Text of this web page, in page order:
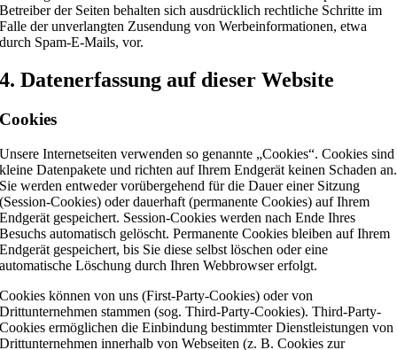
Betreiber der Seiten behalten sich ausdrücklich rechtliche Schritte im
Falle der unverlangten Zusendung von Werbeinformationen, etwa
durch Spam-E-Mails, vor.
4. Datenerfassung auf dieser Website
Cookies
Unsere Internetseiten verwenden so genannte „Cookies“. Cookies sind
kleine Datenpakete und richten auf Ihrem Endgerät keinen Schaden an.
Sie werden entweder vorübergehend für die Dauer einer Sitzung
(Session-Cookies) oder dauerhaft (permanente Cookies) auf Ihrem
Endgerät gespeichert. Session-Cookies werden nach Ende Ihres
Besuchs automatisch gelöscht. Permanente Cookies bleiben auf Ihrem
Endgerät gespeichert, bis Sie diese selbst löschen oder eine
automatische Löschung durch Ihren Webbrowser erfolgt.
Cookies können von uns (First-Party-Cookies) oder von
Drittunternehmen stammen (sog. Third-Party-Cookies). Third-Party-
Cookies ermöglichen die Einbindung bestimmter Dienstleistungen von
Drittunternehmen innerhalb von Webseiten (z. B. Cookies zur